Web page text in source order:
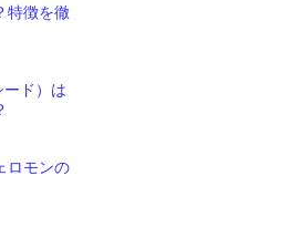
特徴を徹
ド）は
ロモンの